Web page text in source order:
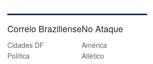
Correio Braziliense
Cidades DF
Política
No Ataque
América
Atlético